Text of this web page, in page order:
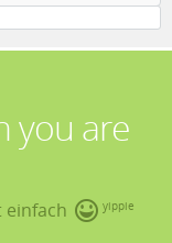
you are
einfach yippie